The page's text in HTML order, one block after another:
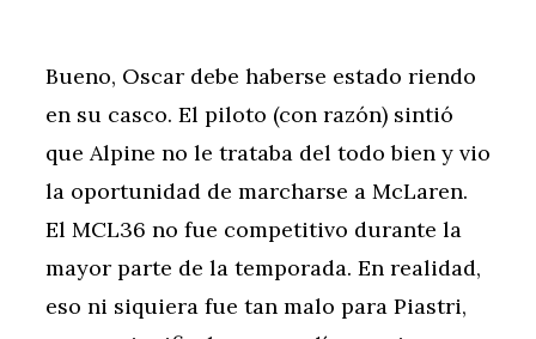
Bueno, Oscar debe haberse estado riendo
en su casco. El piloto (con razón) sintió
que Alpine no le trataba del todo bien y vio
la oportunidad de marcharse a McLaren.
El MCL36 no fue competitivo durante la
mayor parte de la temporada. En realidad,
eso ni siquiera fue tan malo para Piastri,